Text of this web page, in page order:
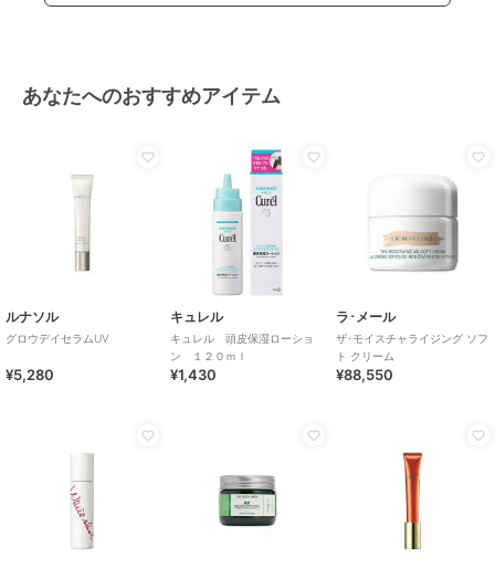
あなたへのおすすめアイテム
ルナソル
グロウデイセラムUV
¥5,280
キュレル
キュレル 頭皮保湿ローショ
ン １２０ｍｌ
¥1,430
ラ･メール
ザ･モイスチャライジング ソフ
ト クリーム
¥88,550